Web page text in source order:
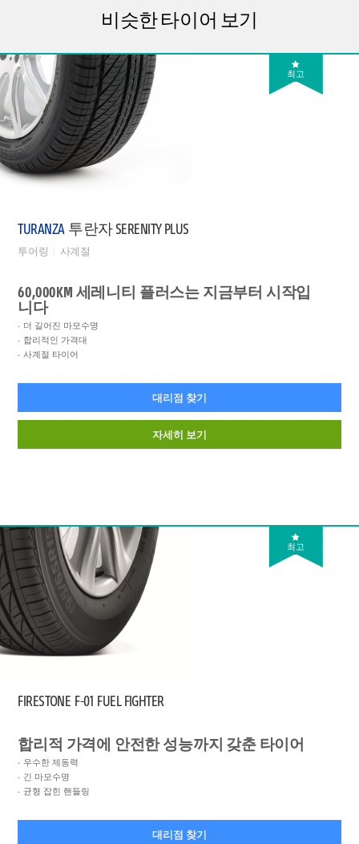
비슷한 타이어 보기
최고
TURANZA 투란자 SERENITY PLUS
투어링 사계절
60,000KM 세레니티 플러스는 지금부터 시작입
니다
더 길어진 마모수명
합리적인 가격대
사계절 타이어
대리점 찾기
자세히 보기
최고
FIRESTONE F-01 FUEL FIGHTER
합리적 가격에 안전한 성능까지 갖춘 타이어
우수한 제동력
긴 마모수명
균형 잡힌 핸들링
대리점 찾기